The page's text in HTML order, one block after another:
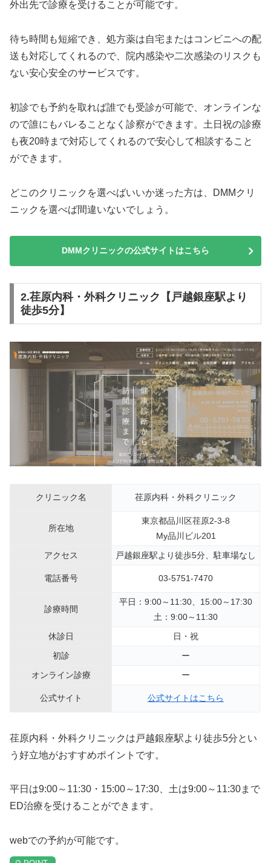
外出先で診療を受けることが可能です。
待ち時間も短縮でき、処方薬は自宅またはコンビニへの配
送も対応してくれるので、院内感染や二次感染のリスクも
ない安心安全のサービスです。
初診でも予約を取れば誰でも受診が可能で、オンラインな
ので誰にもバレることなく診察ができます。土日祝の診療
も夜20時まで対応してくれるので安心して相談すること
ができます。
どこのクリニックを選べばいいか迷った方は、DMMクリ
ニックを選べば間違いないでしょう。
DMMクリニックの公式サイトはこちら
2.荏原内科・外科クリニック【戸越銀座駅より
徒歩5分】
クリニック名 荏原内科・外科クリニック
所在地
東京都品川区荏原2-3-8
My品川ビル201
アクセス
戸越銀座駅より徒歩5分、駐車場なし
電話番号 03-5751-7470
診療時間
平日：9:00～11:30、15:00～17:30
土：9:00～11:30
休診日
日・祝
初診
ー
オンライン診療
ー
公式サイト 公式サイトはこちら
荏原内科・外科クリニックは戸越銀座駅より徒歩5分とい
う好立地がおすすめポイントです。
平日は9:00～11:30・15:00～17:30、土は9:00～11:30まで
ED治療を受けることができます。
webでの予約が可能です。